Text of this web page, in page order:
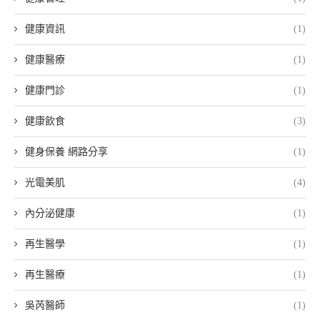
健康資訊 (1)
健康醫療 (1)
健康門診 (1)
健康飲食 (3)
健身保養 網路分享 (1)
光電美肌 (4)
內分泌健康 (1)
再生醫學 (1)
再生醫療 (1)
吳芮醫師 (1)